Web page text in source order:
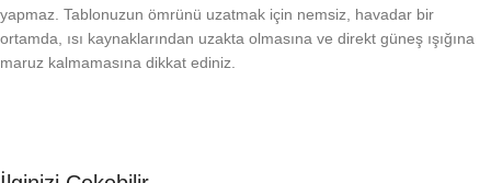
yapmaz. Tablonuzun ömrünü uzatmak için nemsiz, havadar bir
ortamda, ısı kaynaklarından uzakta olmasına ve direkt güneş ışığına
maruz kalmamasına dikkat ediniz.